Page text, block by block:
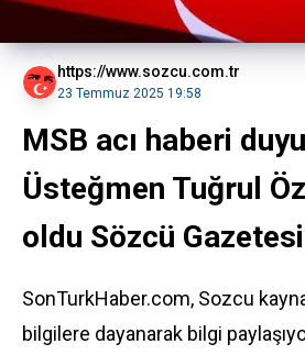
https://www.sozcu.com.tr
23 Temmuz 2025 19:58
MSB acı haberi
Üsteğmen Tuğrul
oldu Sözcü Gazetesi
SonTurkHaber.com, Sozcu
bilgilere dayanarak bilgi